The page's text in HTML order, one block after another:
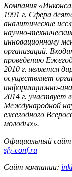
Компания
1991 г. Сфера
аналитические
научно-
инновационному
организаций.
проведению
2010 г. является
осуществляет
информационно-
2014 г. участвует
Международной
ежегодного
молодых».
Официальный
sfy-conf.ru
Сайт компании: